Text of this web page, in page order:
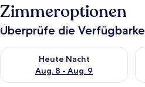
Zimmeroptionen
Überprüfe die
Heute Nacht
Aug. 8 - Aug. 9
Überprüfe die Verfügbarkeit für